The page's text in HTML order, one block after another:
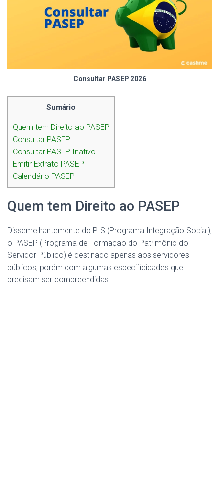
Consultar PASEP 2026
Sumário
Quem tem Direito ao PASEP
Consultar PASEP
Consultar PASEP Inativo
Emitir Extrato PASEP
Calendário PASEP
Quem tem Direito ao PASEP
Dissemelhantemente do PIS (Programa Integração Social),
o PASEP (Programa de Formação do Patrimônio do
Servidor Público) é destinado apenas aos servidores
públicos, porém com algumas especificidades que
precisam ser compreendidas.